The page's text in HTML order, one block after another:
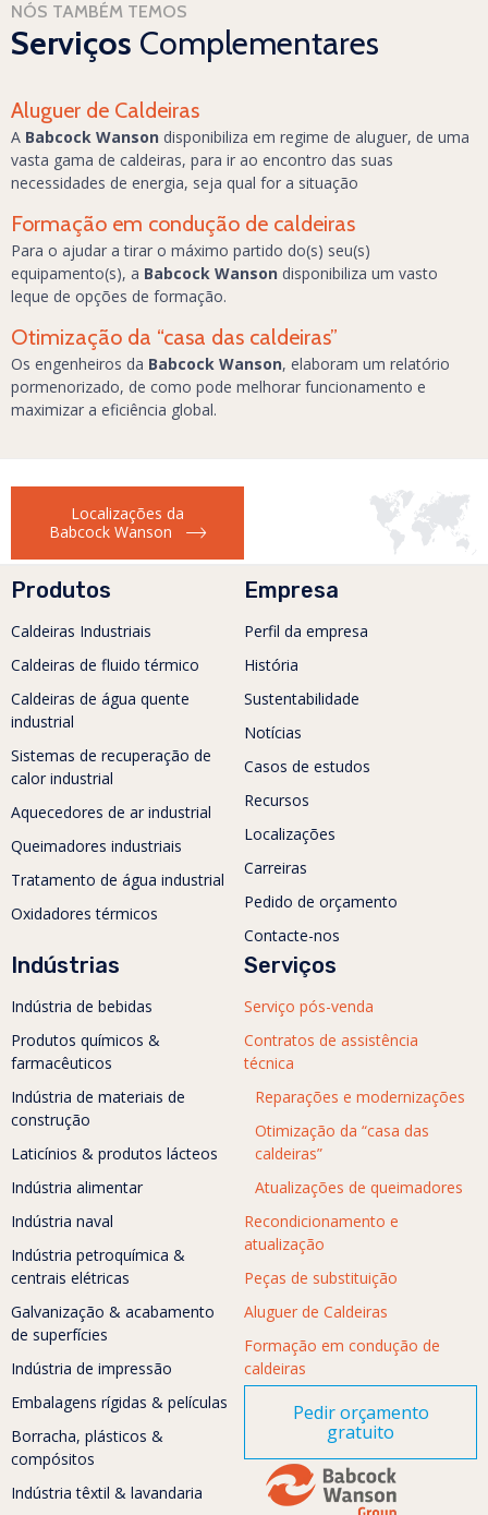
NÓS TAMBÉM TEMOS
Serviços Complementares
Aluguer de Caldeiras
A Babcock Wanson disponibiliza em regime de aluguer, de uma
vasta gama de caldeiras, para ir ao encontro das suas
necessidades de energia, seja qual for a situação
Formação em condução de caldeiras
Para o ajudar a tirar o máximo partido do(s) seu(s)
equipamento(s), a Babcock Wanson disponibiliza um vasto
leque de opções de formação.
Otimização da “casa das caldeiras”
Os engenheiros da Babcock Wanson, elaboram um relatório
pormenorizado, de como pode melhorar funcionamento e
maximizar a eficiência global.
Localizações da
Babcock Wanson
Produtos
Caldeiras Industriais
Caldeiras de fluido térmico
Caldeiras de água quente
industrial
Sistemas de recuperação de
calor industrial
Aquecedores de ar industrial
Queimadores industriais
Tratamento de água industrial
Oxidadores térmicos
Empresa
Perfil da empresa
História
Sustentabilidade
Notícias
Casos de estudos
Recursos
Localizações
Carreiras
Pedido de orçamento
Contacte-nos
Indústrias
Indústria de bebidas
Produtos químicos &
farmacêuticos
Indústria de materiais de
construção
Laticínios & produtos lácteos
Indústria alimentar
Indústria naval
Indústria petroquímica &
centrais elétricas
Galvanização & acabamento
de superfícies
Indústria de impressão
Embalagens rígidas & películas
Borracha, plásticos &
compósitos
Indústria têxtil & lavandaria
Serviços
Serviço pós-venda
Contratos de assistência
técnica
Reparações e modernizações
Otimização da “casa das
caldeiras”
Atualizações de queimadores
Recondicionamento e
atualização
Peças de substituição
Aluguer de Caldeiras
Formação em condução de
caldeiras
Pedir orçamento
gratuito